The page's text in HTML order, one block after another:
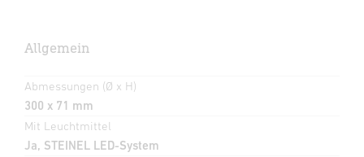
Allgemein
Abmessungen (Ø x H)
300 x 71 mm
Mit Leuchtmittel
Ja, STEINEL LED-System